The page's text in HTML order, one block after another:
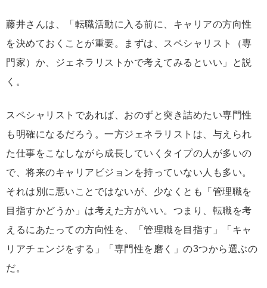
藤井さんは、「転職活動に入る前に、キャリアの方向性
を決めておくことが重要。まずは、スペシャリスト（専
門家）か、ジェネラリストかで考えてみるといい」と説
く。
スペシャリストであれば、おのずと突き詰めたい専門性
も明確になるだろう。一方ジェネラリストは、与えられ
た仕事をこなしながら成長していくタイプの人が多いの
で、将来のキャリアビジョンを持っていない人も多い。
それは別に悪いことではないが、少なくとも「管理職を
目指すかどうか」は考えた方がいい。つまり、転職を考
えるにあたっての方向性を、「管理職を目指す」「キャ
リアチェンジをする」「専門性を磨く」の3つから選ぶの
だ。